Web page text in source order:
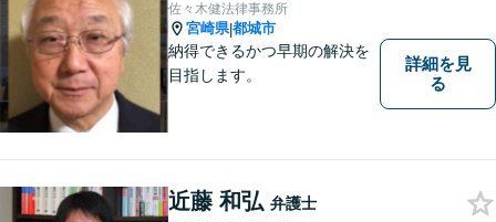
佐々木健法律事務所
宮崎県|都城市
納得できるかつ早期の解決を
目指します。
詳細を見
る
近藤 和弘 弁護士